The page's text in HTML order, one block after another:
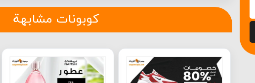
كوبونات مشابهة